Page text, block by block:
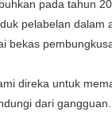
pada tahun
pelabelan
direka untuk
dari gangguan.